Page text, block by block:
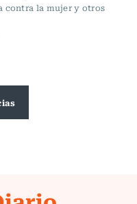
contra la mujer y otros